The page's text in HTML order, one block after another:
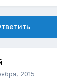
2015